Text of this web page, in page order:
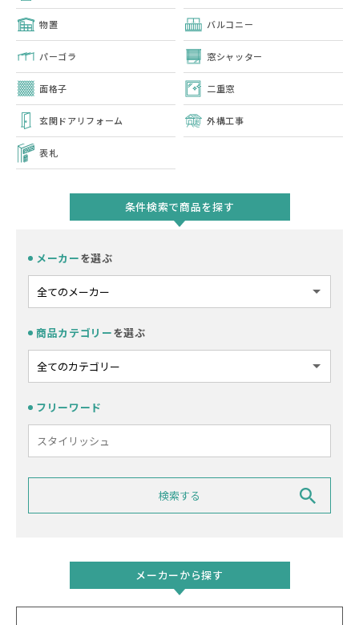
物置 バルコニー
パーゴラ 窓シャッター
面格子 二重窓
玄関ドアリフォーム 外構工事
表札
条件検索で商品を探す
メーカーを選ぶ
商品カテゴリーを選ぶ
フリーワード
メーカーから探す